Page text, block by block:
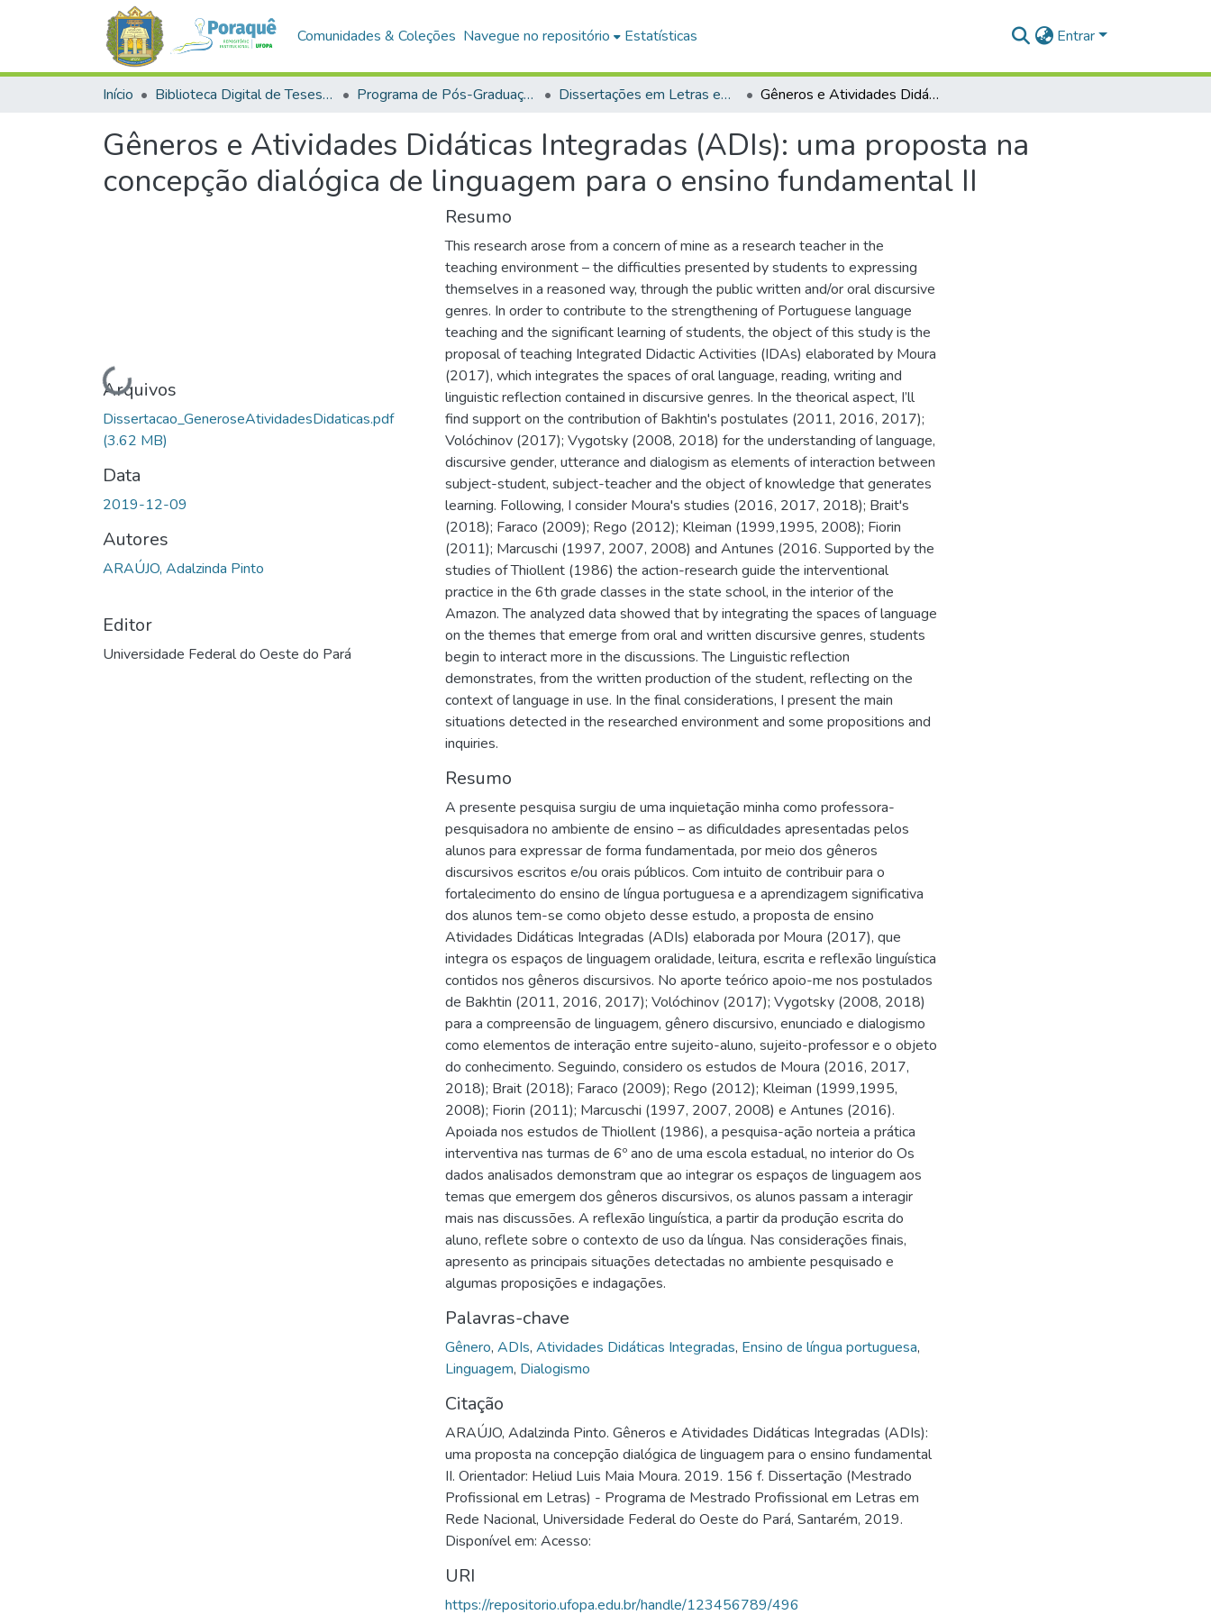
Comunidades & Coleções Navegue no repositório Estatísticas Entrar
Início Biblioteca Digital de Teses e Dissertações (BDTD) Programa de Pós-Graduação em Mestrado Profissional em Letras em Rede Nacional (PROFLETRAS) Dissertações em Letras em Rede Nacional (Mestrado Profissional) Gêneros e Atividades Didáticas Integradas (ADIs): uma proposta na concepção dialógica de linguagem para o ensino fundamental II
Gêneros e Atividades Didáticas Integradas (ADIs): uma proposta na
concepção dialógica de linguagem para o ensino fundamental II
Carregando...
Arquivos
Dissertacao_GeneroseAtividadesDidaticas.pdf
(3.62 MB)
Data
2019-12-09
Autores
ARAÚJO, Adalzinda Pinto
Editor
Universidade Federal do Oeste do Pará
Resumo
This research arose from a concern of mine as a research teacher in the
teaching environment – the difficulties presented by students to expressing
themselves in a reasoned way, through the public written and/or oral discursive
genres. In order to contribute to the strengthening of Portuguese language
teaching and the significant learning of students, the object of this study is the
proposal of teaching Integrated Didactic Activities (IDAs) elaborated by Moura
(2017), which integrates the spaces of oral language, reading, writing and
linguistic reflection contained in discursive genres. In the theorical aspect, I’ll
find support on the contribution of Bakhtin's postulates (2011, 2016, 2017);
Volóchinov (2017); Vygotsky (2008, 2018) for the understanding of language,
discursive gender, utterance and dialogism as elements of interaction between
subject-student, subject-teacher and the object of knowledge that generates
learning. Following, I consider Moura's studies (2016, 2017, 2018); Brait's
(2018); Faraco (2009); Rego (2012); Kleiman (1999,1995, 2008); Fiorin
(2011); Marcuschi (1997, 2007, 2008) and Antunes (2016. Supported by the
studies of Thiollent (1986) the action-research guide the interventional
practice in the 6th grade classes in the state school, in the interior of the
Amazon. The analyzed data showed that by integrating the spaces of language
on the themes that emerge from oral and written discursive genres, students
begin to interact more in the discussions. The Linguistic reflection
demonstrates, from the written production of the student, reflecting on the
context of language in use. In the final considerations, I present the main
situations detected in the researched environment and some propositions and
inquiries.
Resumo
A presente pesquisa surgiu de uma inquietação minha como professora-
pesquisadora no ambiente de ensino – as dificuldades apresentadas pelos
alunos para expressar de forma fundamentada, por meio dos gêneros
discursivos escritos e/ou orais públicos. Com intuito de contribuir para o
fortalecimento do ensino de língua portuguesa e a aprendizagem significativa
dos alunos tem-se como objeto desse estudo, a proposta de ensino
Atividades Didáticas Integradas (ADIs) elaborada por Moura (2017), que
integra os espaços de linguagem oralidade, leitura, escrita e reflexão linguística
contidos nos gêneros discursivos. No aporte teórico apoio-me nos postulados
de Bakhtin (2011, 2016, 2017); Volóchinov (2017); Vygotsky (2008, 2018)
para a compreensão de linguagem, gênero discursivo, enunciado e dialogismo
como elementos de interação entre sujeito-aluno, sujeito-professor e o objeto
do conhecimento. Seguindo, considero os estudos de Moura (2016, 2017,
2018); Brait (2018); Faraco (2009); Rego (2012); Kleiman (1999,1995,
2008); Fiorin (2011); Marcuschi (1997, 2007, 2008) e Antunes (2016).
Apoiada nos estudos de Thiollent (1986), a pesquisa-ação norteia a prática
interventiva nas turmas de 6º ano de uma escola estadual, no interior do Os
dados analisados demonstram que ao integrar os espaços de linguagem aos
temas que emergem dos gêneros discursivos, os alunos passam a interagir
mais nas discussões. A reflexão linguística, a partir da produção escrita do
aluno, reflete sobre o contexto de uso da língua. Nas considerações finais,
apresento as principais situações detectadas no ambiente pesquisado e
algumas proposições e indagações.
Palavras-chave
Gênero, ADIs, Atividades Didáticas Integradas, Ensino de língua portuguesa,
Linguagem, Dialogismo
Citação
ARAÚJO, Adalzinda Pinto. Gêneros e Atividades Didáticas Integradas (ADIs):
uma proposta na concepção dialógica de linguagem para o ensino fundamental
II. Orientador: Heliud Luis Maia Moura. 2019. 156 f. Dissertação (Mestrado
Profissional em Letras) - Programa de Mestrado Profissional em Letras em
Rede Nacional, Universidade Federal do Oeste do Pará, Santarém, 2019.
Disponível em: Acesso:
URI
https://repositorio.ufopa.edu.br/handle/123456789/496